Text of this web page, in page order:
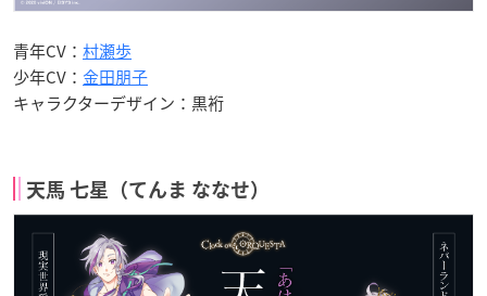
青年CV： 村瀬歩
少年CV： 金田朋子
キャラクターデザイン：黒裄
天馬 七星（てんま ななせ）